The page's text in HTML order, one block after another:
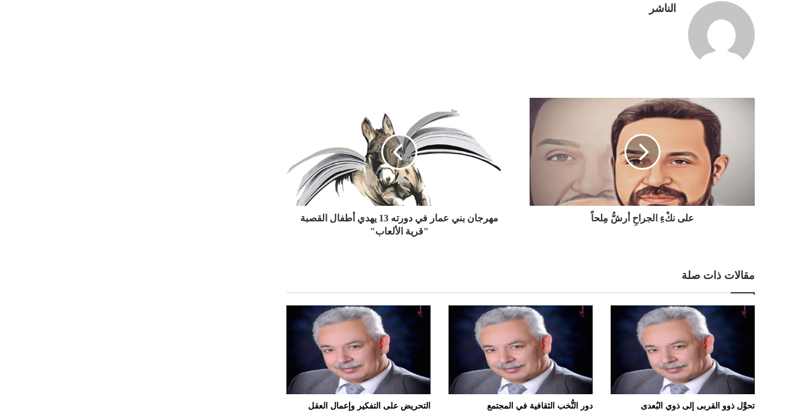
الناشر
على نكْءِ الجراحِ أرشُّ مِلحاً
مهرجان بني عمار في دورته 13 يهدي أطفال القصبة
"قرية الألعاب"
مقالات ذات صلة
تحوَّل ذوو القربى إلى ذوي البُعدى دور النُّخب الثقافية في المجتمع التحريض على التفكير وإعمال العقل